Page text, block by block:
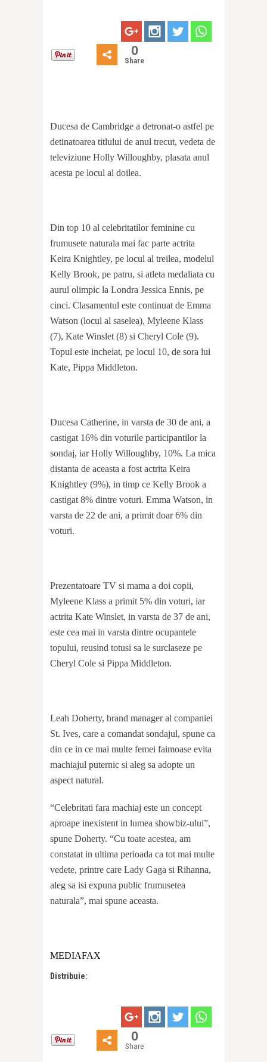
0
Share
Ducesa de Cambridge a detronat-o astfel pe
detinatoarea titlului de anul trecut, vedeta de
televiziune Holly Willoughby, plasata anul
acesta pe locul al doilea.
Din top 10 al celebritatilor feminine cu
frumusete naturala mai fac parte actrita
Keira Knightley, pe locul al treilea, modelul
Kelly Brook, pe patru, si atleta medaliata cu
aurul olimpic la Londra Jessica Ennis, pe
cinci. Clasamentul este continuat de Emma
Watson (locul al saselea), Myleene Klass
(7), Kate Winslet (8) si Cheryl Cole (9).
Topul este incheiat, pe locul 10, de sora lui
Kate, Pippa Middleton.
Ducesa Catherine, in varsta de 30 de ani, a
castigat 16% din voturile participantilor la
sondaj, iar Holly Willoughby, 10%. La mica
distanta de aceasta a fost actrita Keira
Knightley (9%), in timp ce Kelly Brook a
castigat 8% dintre voturi. Emma Watson, in
varsta de 22 de ani, a primit doar 6% din
voturi.
Prezentatoare TV si mama a doi copii,
Myleene Klass a primit 5% din voturi, iar
actrita Kate Winslet, in varsta de 37 de ani,
este cea mai in varsta dintre ocupantele
topului, reusind totusi sa le surclaseze pe
Cheryl Cole si Pippa Middleton.
Leah Doherty, brand manager al companiei
St. Ives, care a comandat sondajul, spune ca
din ce in ce mai multe femei faimoase evita
machiajul puternic si aleg sa adopte un
aspect natural.
“Celebritati fara machiaj este un concept
aproape inexistent in lumea showbiz-ului”,
spune Doherty. “Cu toate acestea, am
constatat in ultima perioada ca tot mai multe
vedete, printre care Lady Gaga si Rihanna,
aleg sa isi expuna public frumusetea
naturala”, mai spune aceasta.
MEDIAFAX
Distribuie:
0
Share